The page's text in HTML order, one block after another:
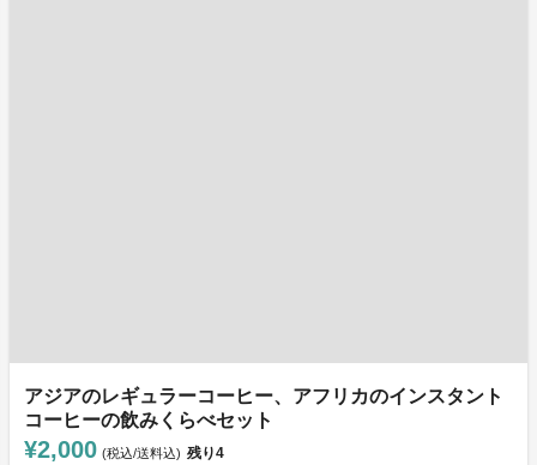
アジアのレギュラーコーヒー、アフリカのインスタント
コーヒーの飲みくらべセット
¥2,000 (税込/送料込) 残り4